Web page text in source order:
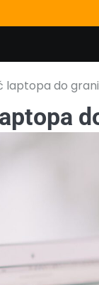
laptopa do